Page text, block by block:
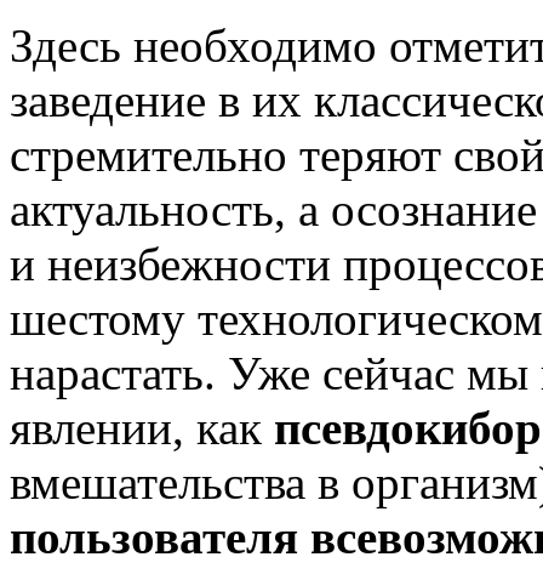
Здесь необходимо
заведение в их
стремительно теряют
актуальность, а
и неизбежности
шестому
нарастать. Уже сейчас
явлении, как
вмешательства в
пользователя